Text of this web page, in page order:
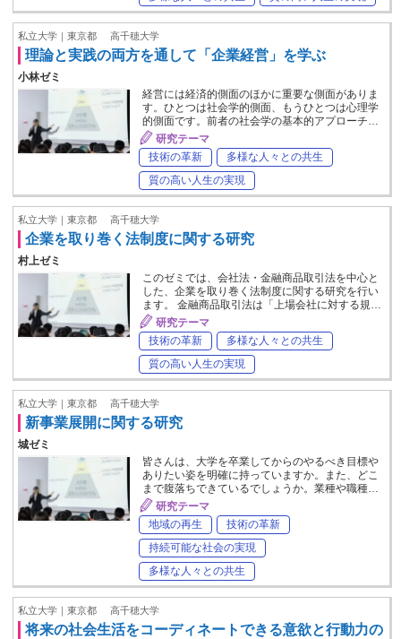
私立大学｜東京都 高千穂大学
理論と実践の両方を通して「企業経営」を学ぶ
小林ゼミ
経営には経済的側面のほかに重要な側面がありま
す。ひとつは社会学的側面、もうひとつは心理学
的側面です。前者の社会学の基本的アプローチ…
研究テーマ
技術の革新
多様な人々との共生
質の高い人生の実現
私立大学｜東京都 高千穂大学
企業を取り巻く法制度に関する研究
村上ゼミ
このゼミでは、会社法・金融商品取引法を中心と
した、企業を取り巻く法制度に関する研究を行い
ます。 金融商品取引法は「上場会社に対する規…
研究テーマ
技術の革新
多様な人々との共生
質の高い人生の実現
私立大学｜東京都 高千穂大学
新事業展開に関する研究
城ゼミ
皆さんは、大学を卒業してからのやるべき目標や
ありたい姿を明確に持っていますか。また、どこ
まで腹落ちできているでしょうか。業種や職種…
研究テーマ
地域の再生
技術の革新
持続可能な社会の実現
多様な人々との共生
私立大学｜東京都 高千穂大学
将来の社会生活をコーディネートできる意欲と行動力の